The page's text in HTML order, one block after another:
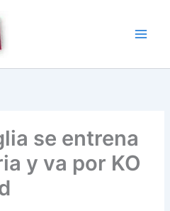
se entrena
y va por KO